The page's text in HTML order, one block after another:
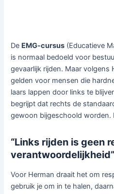
De EMG-cursus (Educatieve
is normaal bedoeld voor
gevaarlijk rijden. Maar volgens
gelden voor mensen die
laars lappen door links te
begrijpt dat rechts de
gewoon bijgeschoold worden.
“Links rijden is geen
verantwoordelijkheid”
Voor Herman draait het om
gebruik je om in te halen,